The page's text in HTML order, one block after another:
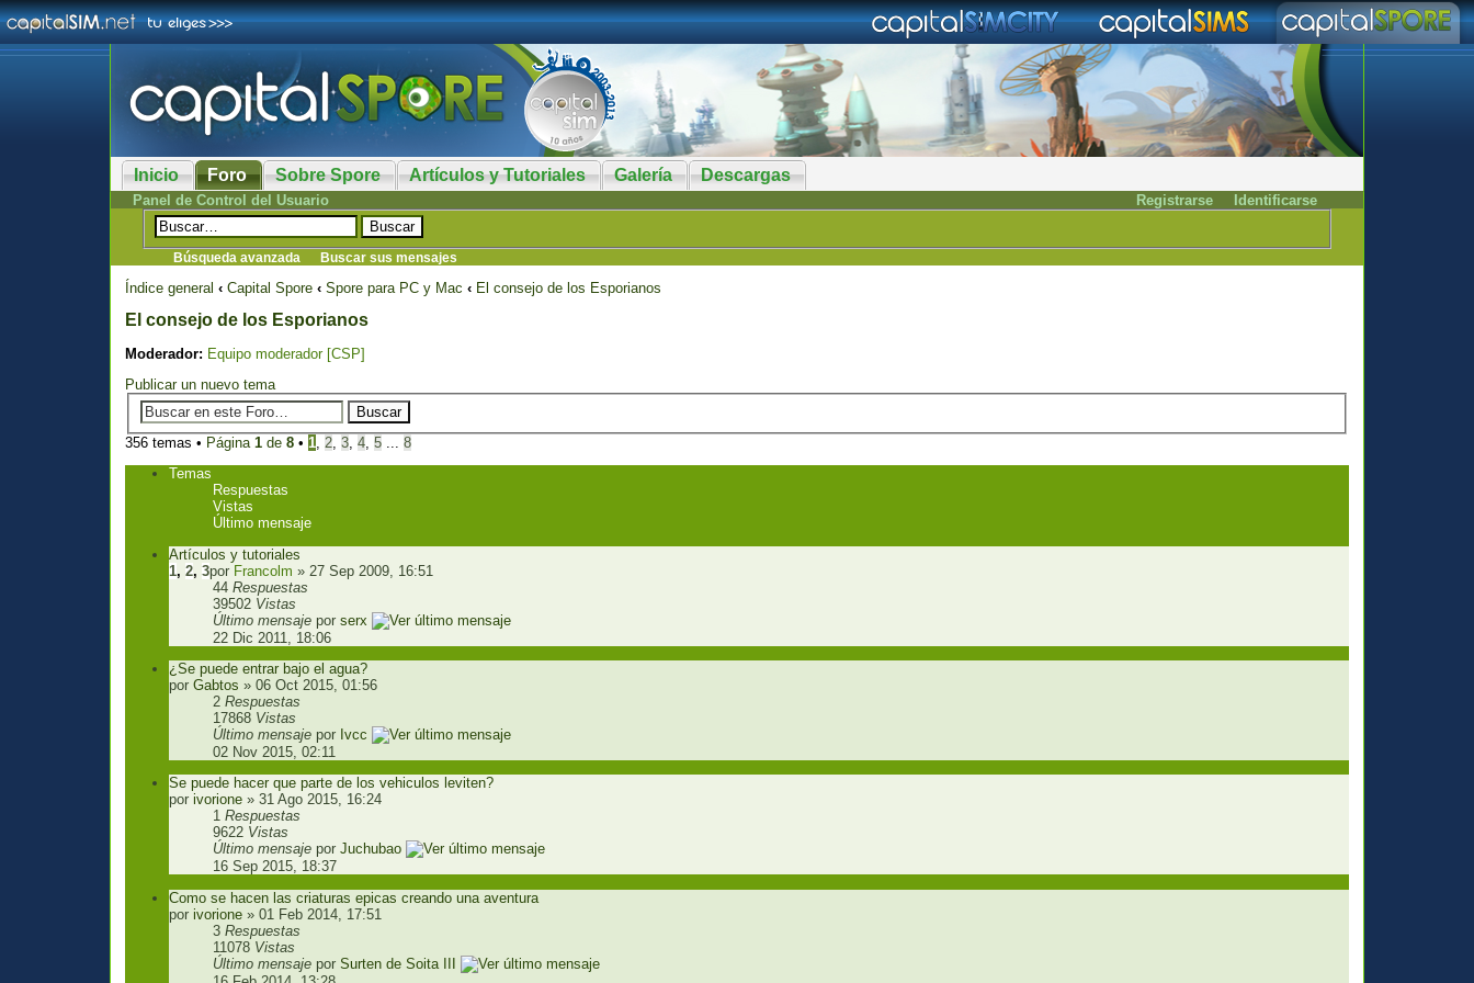
Inicio Foro Sobre Spore Artículos y Tutoriales Galería Descargas
Registrarse Identificarse
Panel de Control del Usuario
Búsqueda avanzada Buscar sus mensajes
Índice general ‹ Capital Spore ‹ Spore para PC y Mac ‹ El consejo de los Esporianos
El consejo de los Esporianos
Moderador: Equipo moderador [CSP]
Publicar un nuevo tema
356 temas • Página1 de8 •1,2,3,4,5 ...8
Temas
Respuestas
Vistas
Último mensaje
Artículos y tutoriales
1,2,3por Francolm » 27 Sep 2009, 16:51
44Respuestas
39502 Vistas
Último mensajeporserx
22 Dic 2011, 18:06
¿Se puede entrar bajo el agua?
porGabtos » 06 Oct 2015, 01:56
2Respuestas
17868 Vistas
Último mensajepor Ivcc
02 Nov 2015, 02:11
Se puede hacer que parte de los vehiculos leviten?
porivorione » 31 Ago 2015, 16:24
1Respuestas
9622 Vistas
Último mensajeporJuchubao
16 Sep 2015, 18:37
Como se hacen las criaturas epicas creando una aventura
porivorione » 01 Feb 2014, 17:51
3Respuestas
11078 Vistas
Último mensajeporSurten de Soita III